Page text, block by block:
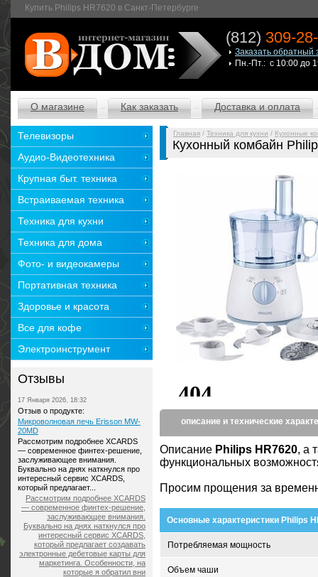
Купить Philips HR7620 в Санкт-Петербурге
(812) 309-
Заказать обратный
Пн.-Пт.: с 10:00 до
О магазине Как заказать Доставка и оплата
Главная / Техника для кухни / Кухонные
Кухонный комбайн
описание и технические
Описание Philips HR7620, а
функциональных
Просим прощения за
Основные характеристики Philips
Потребляемая мощность
Объем чаши
Телевизоры
Аудио-Видеотехника
Крупная быт. техника
Встраиваемая техника
Техника для кухни
Техника для дома
Фото- и видеокамеры
Портативная техника
Здоровье и красота
Все для кофе
Электроинструмент
Отзывы
17 Января 2026, 18:32
Отзыв о продукте:
Микроволновая печь Erisson MW-
20MD
Рассмотрим подробнее XCARDS
— современное финтех-решение,
заслуживающее внимания.
Буквально на днях наткнулся про
интересный сервис XCARDS,
который предлагает...
Рассмотрим подробнее XCARDS
— современное финтех-решение,
заслуживающее внимания.
Буквально на днях наткнулся про
интересный сервис XCARDS,
который предлагает создавать
электронные дебетовые карты для
маркетинга. Особенности, на
которые я обратил вни